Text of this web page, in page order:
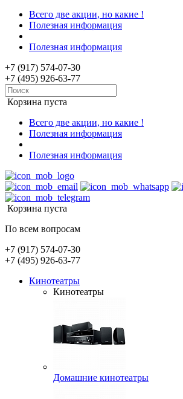
Всего две акции, но какие !
Полезная информация
Полезная информация
+7 (917) 574-07-30
+7 (495) 926-63-77
Корзина пуста
Всего две акции, но какие !
Полезная информация
Полезная информация
Корзина пуста
По всем вопросам
+7 (917) 574-07-30
+7 (495) 926-63-77
Кинотеатры
Кинотеатры
Домашние кинотеатры